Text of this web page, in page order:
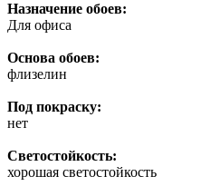
Назначение обоев:
Для офиса
Основа обоев:
флизелин
Под покраску:
нет
Светостойкость:
хорошая светостойкость